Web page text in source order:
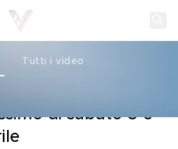
Tutti i video
di sabato 8 e